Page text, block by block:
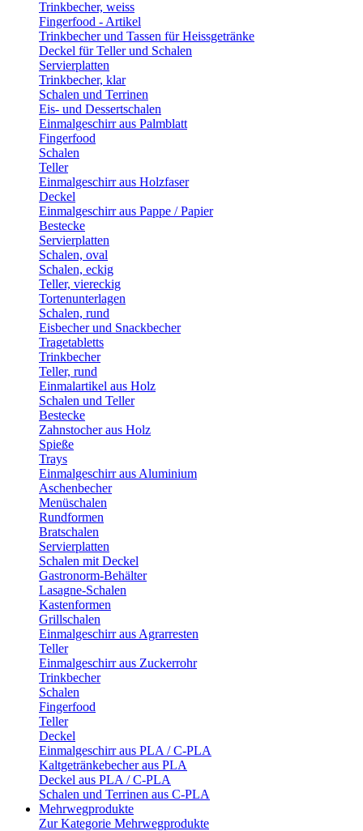
Trinkbecher, weiss
Fingerfood - Artikel
Trinkbecher und Tassen für Heissgetränke
Deckel für Teller und Schalen
Servierplatten
Trinkbecher, klar
Schalen und Terrinen
Eis- und Dessertschalen
Einmalgeschirr aus Palmblatt
Fingerfood
Schalen
Teller
Einmalgeschirr aus Holzfaser
Deckel
Einmalgeschirr aus Pappe / Papier
Bestecke
Servierplatten
Schalen, oval
Schalen, eckig
Teller, viereckig
Tortenunterlagen
Schalen, rund
Eisbecher und Snackbecher
Tragetabletts
Trinkbecher
Teller, rund
Einmalartikel aus Holz
Schalen und Teller
Bestecke
Zahnstocher aus Holz
Spieße
Trays
Einmalgeschirr aus Aluminium
Aschenbecher
Menüschalen
Rundformen
Bratschalen
Servierplatten
Schalen mit Deckel
Gastronorm-Behälter
Lasagne-Schalen
Kastenformen
Grillschalen
Einmalgeschirr aus Agrarresten
Teller
Einmalgeschirr aus Zuckerrohr
Trinkbecher
Schalen
Fingerfood
Teller
Deckel
Einmalgeschirr aus PLA / C-PLA
Kaltgetränkebecher aus PLA
Deckel aus PLA / C-PLA
Schalen und Terrinen aus C-PLA
Mehrwegprodukte
Zur Kategorie Mehrwegprodukte